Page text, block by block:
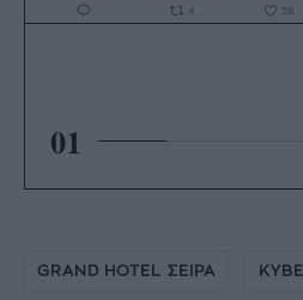
01
GRAND HOTEL ΣΕΙΡΑ